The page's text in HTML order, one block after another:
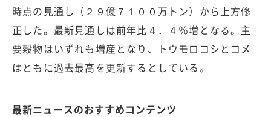
時点の見通し（２９億７１００万トン）から上方修
正した。最新見通しは前年比４．４％増となる。主
要穀物はいずれも増産となり、トウモロコシとコメ
はともに過去最高を更新するとしている。
最新ニュースのおすすめコンテンツ